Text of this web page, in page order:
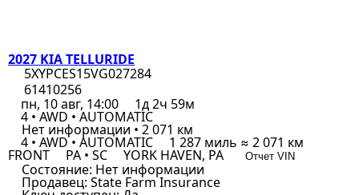
2027 KIA TELLURIDE
5XYPCES15VG027284
61410256
пн, 10 авг, 14:00
1д 2ч 59м
4 • AWD • AUTOMATIC
Нет информации • 2 071 км
4 • AWD • AUTOMATIC 1 287 миль ≈ 2 071 км
FRONT PA • SC YORK HAVEN, PA Отчет VIN
Состояние: Нет информации
Продавец: State Farm Insurance